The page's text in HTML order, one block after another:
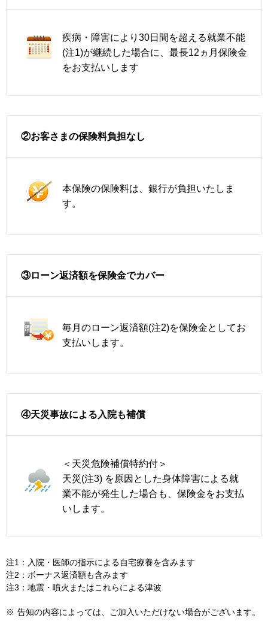
疾病・障害により30日間を超える就業不能
(注1)が継続した場合に、最長12ヵ月保険金
をお支払いします
②お客さまの保険料負担なし
本保険の保険料は、銀行が負担いたしま
す。
③ローン返済額を保険金でカバー
毎月のローン返済額(注2)を保険金としてお
支払いします。
④天災事故による入院も補償
＜天災危険補償特約付＞
天災(注3) を原因とした身体障害による就
業不能が発生した場合も、保険金をお支払
いします。
注1：入院・医師の指示による自宅療養を含みます
注2：ボーナス返済額も含みます
注3：地震・噴火またはこれらによる津波
※ 告知の内容によっては、ご加入いただけない場合がございます。